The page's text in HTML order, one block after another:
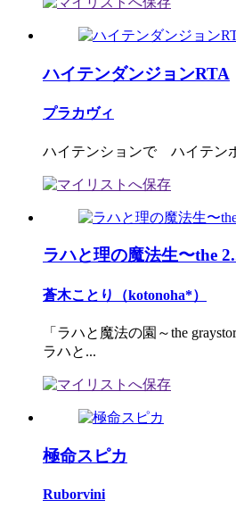
ハイテンダンジョンRTA
プラカヴィ
ハイテンションで ハイテン
ラハと理の魔法生〜the
蒼木ことり（kotonoha*）
「ラハと魔法の園～the
ラハと...
極命スピカ
Ruborvini